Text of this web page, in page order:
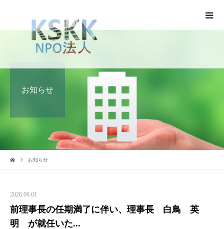
お知らせ
お知らせ
2026.06.01
前理事長の任期満了に伴い、理事長 白鳥 英
明 が就任いた...